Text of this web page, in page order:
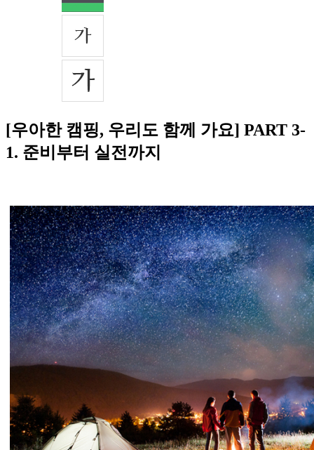
[우아한 캠핑, 우리도 함께 가요] PART 3-
1. 준비부터 실전까지